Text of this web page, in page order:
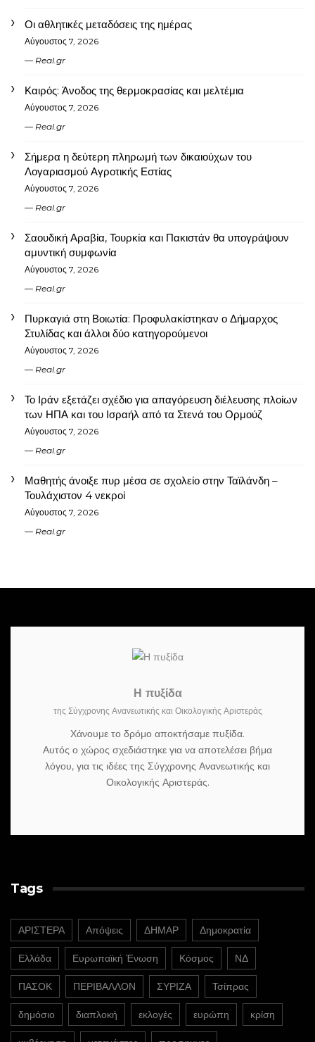
Οι αθλητικές μεταδόσεις της ημέρας
Αύγουστος 7, 2026
Real.gr
Καιρός: Άνοδος της θερμοκρασίας και μελτέμια
Αύγουστος 7, 2026
Real.gr
Σήμερα η δεύτερη πληρωμή των δικαιούχων του
Λογαριασμού Αγροτικής Εστίας
Αύγουστος 7, 2026
Real.gr
Σαουδική Αραβία, Τουρκία και Πακιστάν θα υπογράψουν
αμυντική συμφωνία
Αύγουστος 7, 2026
Real.gr
Πυρκαγιά στη Βοιωτία: Προφυλακίστηκαν ο Δήμαρχος
Στυλίδας και άλλοι δύο κατηγορούμενοι
Αύγουστος 7, 2026
Real.gr
Το Ιράν εξετάζει σχέδιο για απαγόρευση διέλευσης πλοίων
των ΗΠΑ και του Ισραήλ από τα Στενά του Ορμούζ
Αύγουστος 7, 2026
Real.gr
Μαθητής άνοιξε πυρ μέσα σε σχολείο στην Ταϊλάνδη –
Τουλάχιστον 4 νεκροί
Αύγουστος 7, 2026
Real.gr
Η πυξίδα
της Σύγχρονης Ανανεωτικής και Οικολογικής Αριστεράς
Χάνουμε το δρόμο αποκτήσαμε πυξίδα.
Αυτός ο χώρος σχεδιάστηκε για να αποτελέσει βήμα
λόγου, για τις ιδέες της Σύγχρονης Ανανεωτικής και
Οικολογικής Αριστεράς.
Tags
ΑΡΙΣΤΕΡΑ Απόψεις ΔΗΜΑΡ Δημοκρατία
Ελλάδα Ευρωπαϊκή Ένωση Κόσμος ΝΔ
ΠΑΣΟΚ ΠΕΡΙΒΑΛΛΟΝ ΣΥΡΙΖΑ Τσίπρας
δημόσιο διαπλοκή εκλογές ευρώπη κρίση